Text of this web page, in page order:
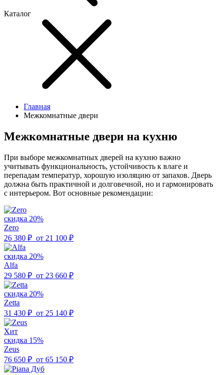
Каталог
Главная
Межкомнатные двери
Межкомнатные двери на кухню
При выборе межкомнатных дверей на кухню важно
учитывать функциональность, устойчивость к влаге и
перепадам температур, хорошую изоляцию от запахов. Дверь
должна быть практичной и долговечной, но и гармонировать
с интерьером. Вот основные рекомендации:
скидка 20%
Zero
26 380 ₽ от 21 100 ₽
скидка 20%
Alfa
29 580 ₽ от 23 660 ₽
скидка 20%
Zetta
31 430 ₽ от 25 140 ₽
Хит
скидка 15%
Zeus
76 650 ₽ от 65 150 ₽